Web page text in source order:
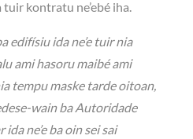
tuir kontratu ne’ebé iha.
edifísiu ida ne’e tuir nia
ami hasoru maibé ami
tempu maske tarde oitoan,
wain ba Autoridade
ne’e ba oin sei sai